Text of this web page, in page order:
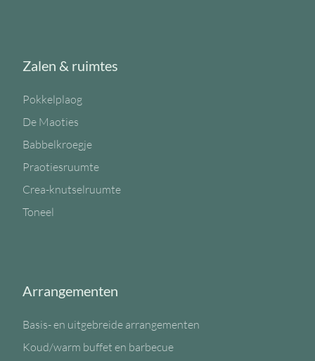
Zalen & ruimtes
Pokkelplaog
De Maoties
Babbelkroegje
Praotiesruumte
Crea-knutselruumte
Toneel
Arrangementen
Basis- en uitgebreide arrangementen
Koud/warm buffet en barbecue